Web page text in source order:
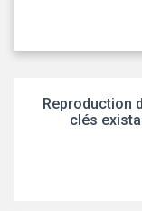
Reproduction
clés